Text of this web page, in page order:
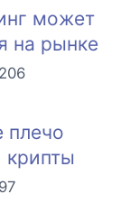
может
на рынке
206
плечо
крипты
97